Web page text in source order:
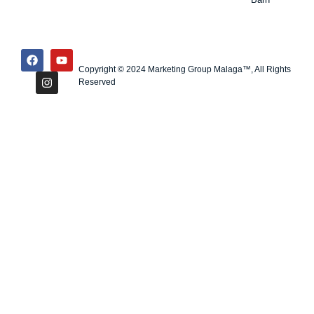
Copyright © 2024 Marketing Group Malaga™, All Rights
Reserved